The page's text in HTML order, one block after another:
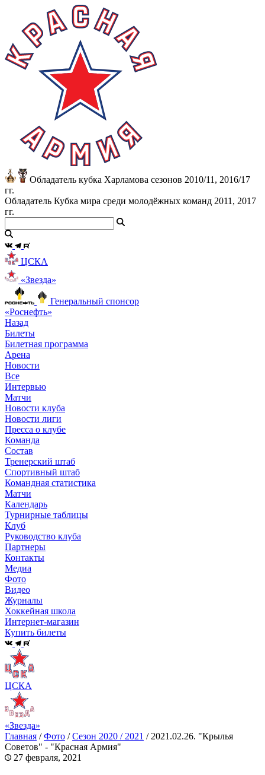
Обладатель кубка Харламова сезонов 2010/11, 2016/17
гг.
Обладатель Кубка мира среди молодёжных команд 2011, 2017
гг.
ЦСКА
«Звезда»
Генеральный спонсор
«Роснефть»
Назад
Билеты
Билетная программа
Арена
Новости
Все
Интервью
Матчи
Новости клуба
Новости лиги
Пресса о клубе
Команда
Состав
Тренерский штаб
Спортивный штаб
Командная статистика
Матчи
Календарь
Турнирные таблицы
Клуб
Руководство клуба
Партнеры
Контакты
Медиа
Фото
Видео
Журналы
Хоккейная школа
Интернет-магазин
Купить билеты
ЦСКА
«Звезда»
Главная /Фото /Сезон 2020 / 2021 / 2021.02.26. "Крылья
Советов" - "Красная Армия"
27 февраля, 2021